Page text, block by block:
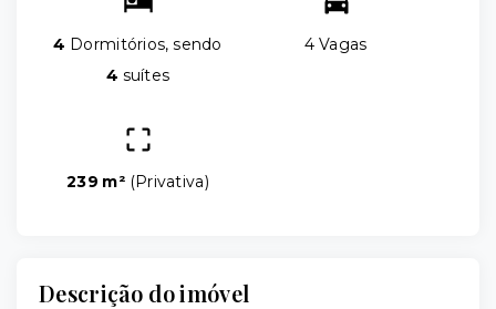
4 Dormitórios, sendo
4 suítes
4 Vagas
239 m² (Privativa)
Descrição do imóvel